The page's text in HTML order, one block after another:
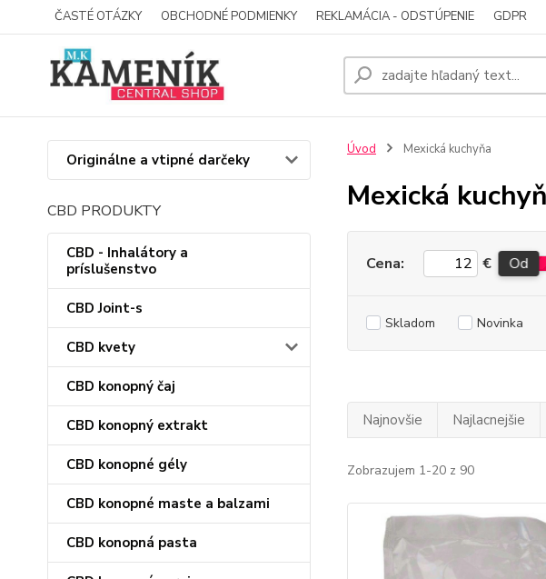
ČASTÉ OTÁZKY OBCHODNÉ PODMIENKY REKLAMÁCIA - ODSTÚPENIE GDPR
Originálne a vtipné darčeky
CBD PRODUKTY
CBD - Inhalátory a
príslušenstvo
CBD Joint-s
CBD kvety
CBD konopný čaj
CBD konopný extrakt
CBD konopné gély
CBD konopné maste a balzami
CBD konopná pasta
Úvod Mexická kuchyňa
Mexická
Cena: € Od
Skladom Novinka
Najnovšie Najlacnejšie
Zobrazujem 1-20 z 90